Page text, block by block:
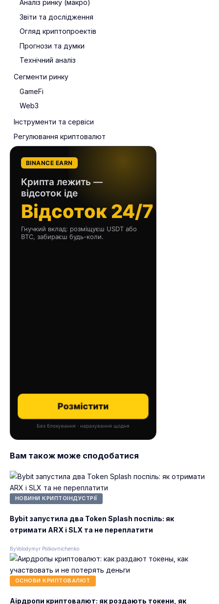
Аналіз ринку (макро)
Звіти та дослідження
Огляд криптопроектів
Прогнози та думки
Технічний аналіз
Сегменти ринку
GameFi
Web3
Інструменти та сервіси
Регулювання криптовалют
BINANCE EARN
Крипта лежить —
відсоток іде
Відсоток 24/7
Гнучкий вклад: розміщуєш USDT або
BTC, забираєш будь-коли.
Розмістити
Без блокування · нарахування щодня
Вам також може сподобатися
НОВИНИ КРИПТОІНДУСТРІЇ
Bybit запустила два Token Splash поспіль: як
отримати ARX і SLX та не переплатити
ByVolodymyr Polkovnichenko
ОСНОВИ КРИПТОВАЛЮТ
Аірдропи криптовалют: як роздають токени, як